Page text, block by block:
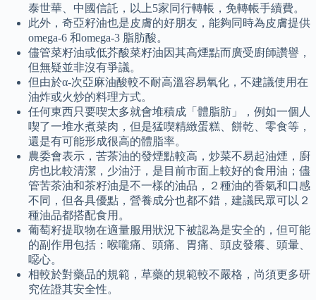
泰世華、中國信託，以上5家同行轉帳，免轉帳手續費。
此外，奇亞籽油也是皮膚的好朋友，能夠同時為皮膚提供
omega-6 和omega-3 脂肪酸。
儘管菜籽油或低芥酸菜籽油因其高煙點而廣受廚師讚譽，
但無疑並非沒有爭議。
但由於α-次亞麻油酸較不耐高溫容易氧化，不建議使用在
油炸或火炒的料理方式。
任何東西只要喫太多就會堆積成「體脂肪」，例如一個人
喫了一堆水煮菜肉，但是猛喫精緻蛋糕、餅乾、零食等，
還是有可能形成很高的體脂率。
農委會表示，苦茶油的發煙點較高，炒菜不易起油煙，廚
房也比較清潔，少油汙，是目前市面上較好的食用油；儘
管苦茶油和茶籽油是不一樣的油品，２種油的香氣和口感
不同，但各具優點，營養成分也都不錯，建議民眾可以２
種油品都搭配食用。
葡萄籽提取物在適量服用狀況下被認為是安全的，但可能
的副作用包括：喉嚨痛、頭痛、胃痛、頭皮發癢、頭暈、
噁心。
相較於對藥品的規範，草藥的規範較不嚴格，尚須更多研
究佐證其安全性。